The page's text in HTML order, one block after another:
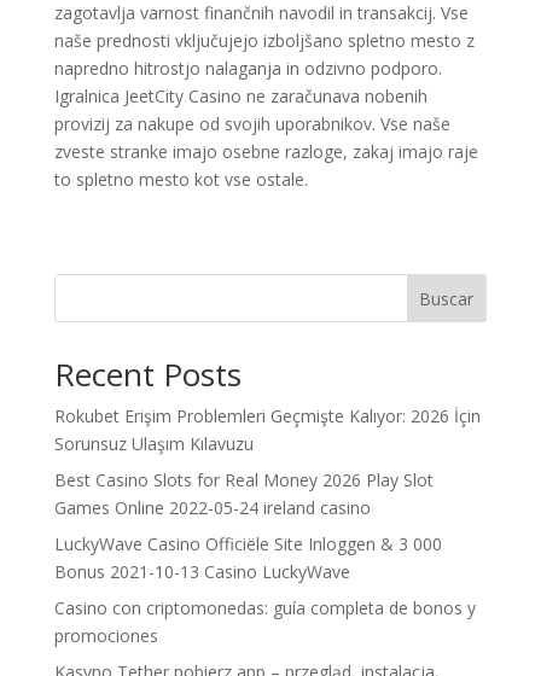
zagotavlja varnost finančnih navodil in transakcij. Vse
naše prednosti vključujejo izboljšano spletno mesto z
napredno hitrostjo nalaganja in odzivno podporo.
Igralnica JeetCity Casino ne zaračunava nobenih
provizij za nakupe od svojih uporabnikov. Vse naše
zveste stranke imajo osebne razloge, zakaj imajo raje
to spletno mesto kot vse ostale.
Buscar
Recent Posts
Rokubet Erişim Problemleri Geçmişte Kalıyor: 2026 İçin
Sorunsuz Ulaşım Kılavuzu
Best Casino Slots for Real Money 2026 Play Slot
Games Online 2022-05-24 ireland casino
LuckyWave Casino Officiële Site Inloggen & 3 000
Bonus 2021-10-13 Casino LuckyWave
Casino con criptomonedas: guía completa de bonos y
promociones